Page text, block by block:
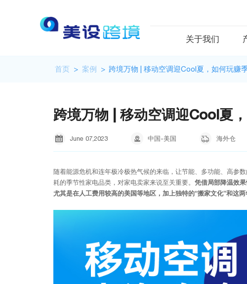
关于我们
首页 > 案例 > 跨境万物 | 移动空调迎Cool夏，如何玩赚
跨境万物 | 移动空调迎Cool夏
 June 07,2023  中国-美国  海外仓
随着能源危机和连年极冷极热气候的来临，让节能、多功能、高参
耗的季节性家电品类，对家电卖家来说至关重要。 凭借局部降温效
尤其是在人工费用较高的美国等地区，加上独特的“搬家文化”和这